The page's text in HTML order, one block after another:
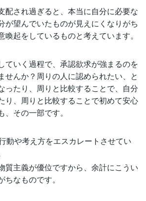
配され過ぎると、本当に自分に必要な
が望んでいたものが見えにくなりがち
喚起をしているものと考えています。
ていく過程で、承認欲求が強まるのを
せんか？周りの人に認められたい、と
ったり、周りと比較することで、自分
り、周りと比較することで初めて安心
その一部です。
動や考え方をエスカレートさせてい
質主義が優位ですから、余計にこうい
なものです。